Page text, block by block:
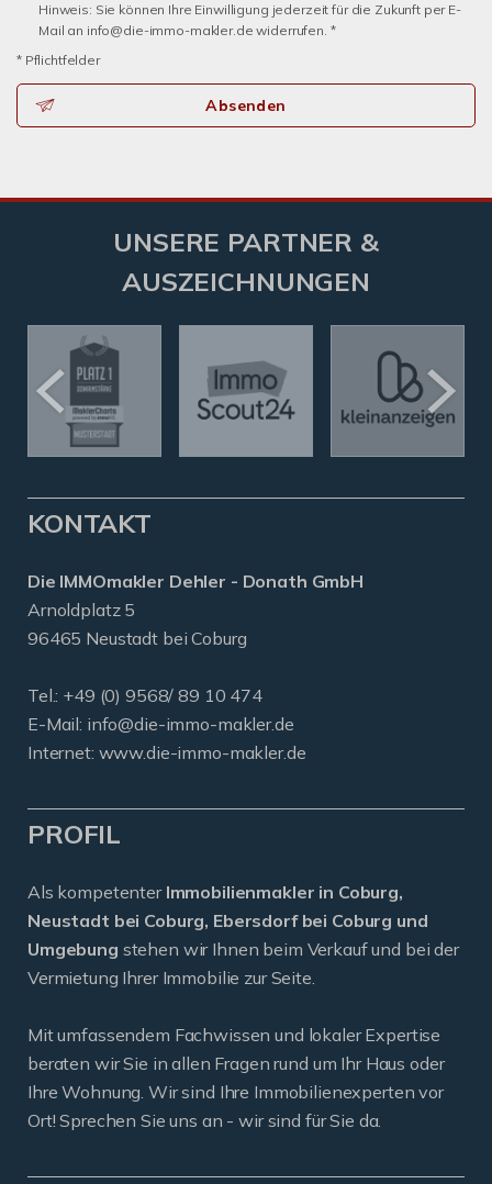
Hinweis: Sie können Ihre Einwilligung jederzeit für die Zukunft per E-
Mail an info@die-immo-makler.de widerrufen. *
* Pflichtfelder
Absenden
UNSERE PARTNER &
AUSZEICHNUNGEN
KONTAKT
Die IMMOmakler Dehler - Donath GmbH
Arnoldplatz 5
96465 Neustadt bei Coburg
Tel.: +49 (0) 9568/ 89 10 474
E-Mail: info@die-immo-makler.de
Internet: www.die-immo-makler.de
PROFIL
Als kompetenter Immobilienmakler in Coburg,
Neustadt bei Coburg, Ebersdorf bei Coburg und
Umgebung stehen wir Ihnen beim Verkauf und bei der
Vermietung Ihrer Immobilie zur Seite.
Mit umfassendem Fachwissen und lokaler Expertise
beraten wir Sie in allen Fragen rund um Ihr Haus oder
Ihre Wohnung. Wir sind Ihre Immobilienexperten vor
Ort! Sprechen Sie uns an - wir sind für Sie da.